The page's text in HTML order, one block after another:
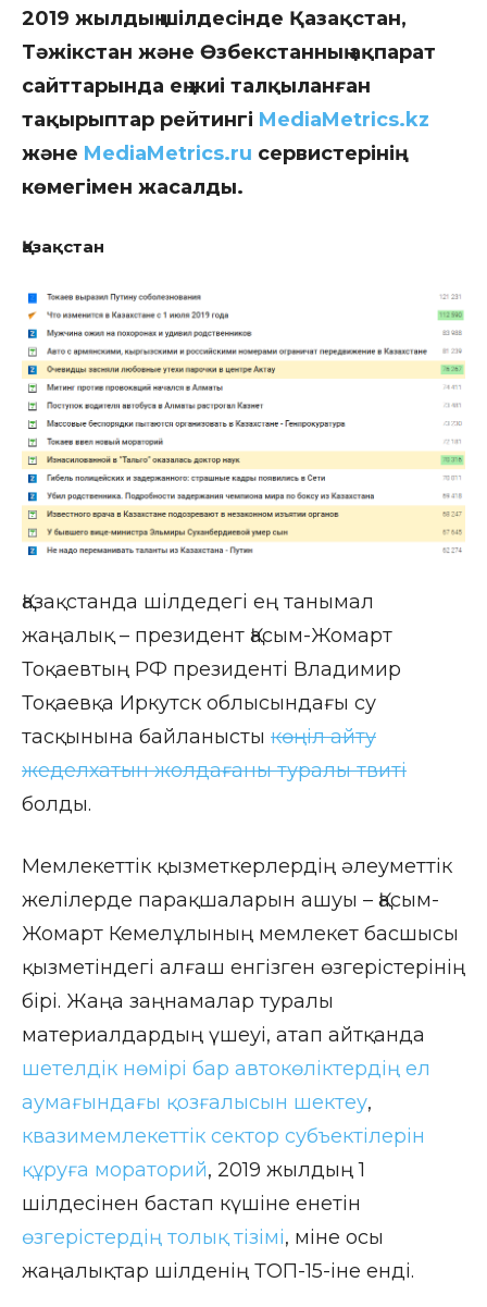
2019 жылдың шілдесінде Қазақстан,
Тәжікстан және Өзбекстанның ақпарат
сайттарында ең жиі талқыланған
тақырыптар рейтингі MediaMetrics.kz
және MediaMetrics.ru сервистерінің
көмегімен жасалды.
Қазақстан
Қазақстанда шілдедегі ең танымал
жаңалық – президент Қасым-Жомарт
Тоқаевтың РФ президенті Владимир
Тоқаевқа Иркутск облысындағы су
тасқынына байланысты көңіл айту
жеделхатын жолдағаны туралы твиті
болды.
Мемлекеттік қызметкерлердің әлеуметтік
желілерде парақшаларын ашуы – Қасым-
Жомарт Кемелұлының мемлекет басшысы
қызметіндегі алғаш енгізген өзгерістерінің
бірі. Жаңа заңнамалар туралы
материалдардың үшеуі, атап айтқанда
шетелдік нөмірі бар автокөліктердің ел
аумағындағы қозғалысын шектеу,
квазимемлекеттік сектор субъектілерін
құруға мораторий, 2019 жылдың 1
шілдесінен бастап күшіне енетін
өзгерістердің толық тізімі, міне осы
жаңалықтар шілденің ТОП-15-іне енді.